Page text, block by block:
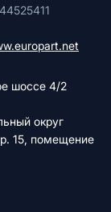
шоссе 4/2
округ
15, помещение